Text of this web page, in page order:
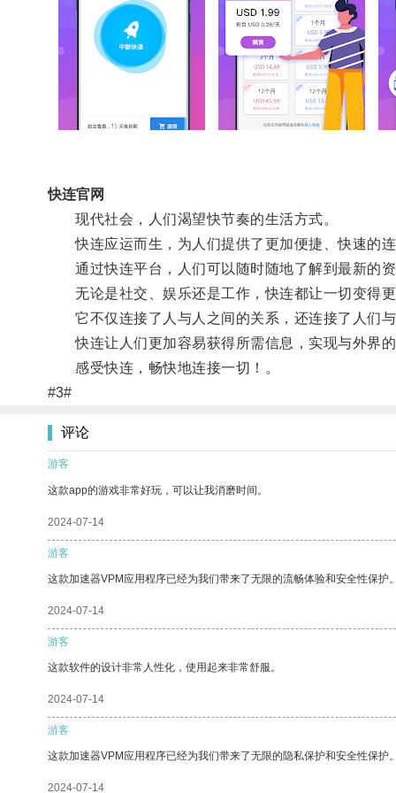
快连官网
现代社会，人们渴望快节奏的生活方式。
快连应运而生，为人们提供了更加便捷、快速的
通过快连平台，人们可以随时随地了解到最新的资
无论是社交、娱乐还是工作，快连都让一切变得
它不仅连接了人与人之间的关系，还连接了人们与
快连让人们更加容易获得所需信息，实现与外界
感受快连，畅快地连接一切！。
#3#
评论
游客
这款app的游戏非常好玩，可以让我消磨时间。
2024-07-14
游客
这款加速器VPM应用程序已经为我们带来了无限的流畅体验和安全性保护
2024-07-14
游客
这款软件的设计非常人性化，使用起来非常舒服。
2024-07-14
游客
这款加速器VPM应用程序已经为我们带来了无限的隐私保护和安全性保护
2024-07-14